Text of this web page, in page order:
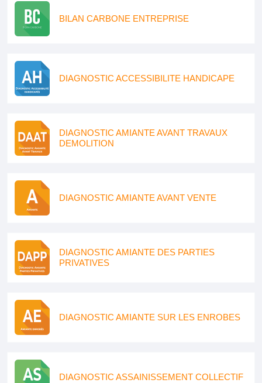
BILAN CARBONE ENTREPRISE
DIAGNOSTIC ACCESSIBILITE HANDICAPE
DIAGNOSTIC AMIANTE AVANT TRAVAUX
DEMOLITION
DIAGNOSTIC AMIANTE AVANT VENTE
DIAGNOSTIC AMIANTE DES PARTIES
PRIVATIVES
DIAGNOSTIC AMIANTE SUR LES ENROBES
DIAGNOSTIC ASSAINISSEMENT COLLECTIF